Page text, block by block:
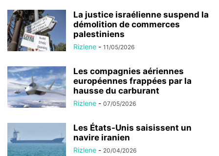
La justice israélienne suspend la
démolition de commerces
palestiniens
Rizlene - 11/05/2026
Les compagnies aériennes
européennes frappées par la
hausse du carburant
Rizlene - 07/05/2026
Les États-Unis saisissent un
navire iranien
Rizlene - 20/04/2026